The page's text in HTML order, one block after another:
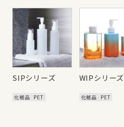
SIPシリーズ
化粧品 PET
WIPシリーズ
化粧品 PET